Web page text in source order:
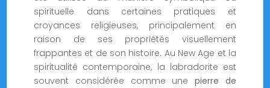
spirituelle dans certaines pratiques et
croyances religieuses, principalement en
raison de ses propriétés visuellement
frappantes et de son histoire. Au New Age et la
spiritualité contemporaine, la labradorite est
souvent considérée comme unepierre de